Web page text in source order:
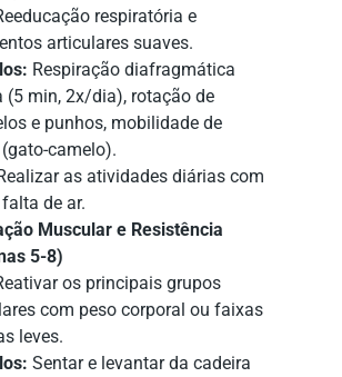
respiratória e
articulares suaves.
Respiração diafragmática
(5 min, 2x/dia), rotação de
e punhos, mobilidade de
camelo).
as atividades diárias com
de ar.
Muscular e Resistência
5-8)
os principais grupos
com peso corporal ou faixas
leves.
Sentar e levantar da cadeira